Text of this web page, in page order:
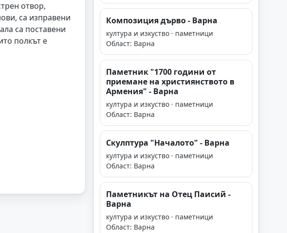
отвор,
са изправени
са поставени
полкът е
Композиция дърво - Варна
култура и изкуство · паметници
Област: Варна
Паметник "1700 години от
приемане на християнството в
Армения" - Варна
култура и изкуство · паметници
Област: Варна
Скулптура "Началото" - Варна
култура и изкуство · паметници
Област: Варна
Паметникът на Отец Паиcий -
Варна
култура и изкуство · паметници
Област: Варна